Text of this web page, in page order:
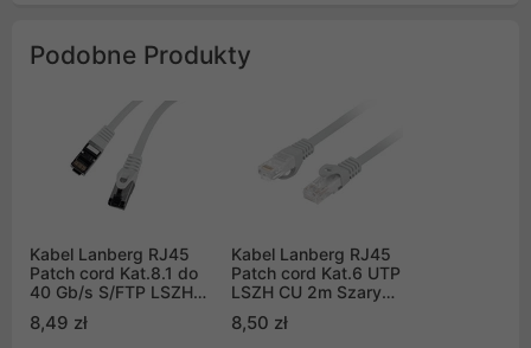
Podobne Produkty
Kabel Lanberg RJ45
Patch cord Kat.8.1 do
40 Gb/s S/FTP LSZH
Passed (PCF8-10CU-
8,49 zł
Kabel Lanberg RJ45
Patch cord Kat.6 UTP
LSZH CU 2m Szary
10CU-0200-S)
8,50 zł